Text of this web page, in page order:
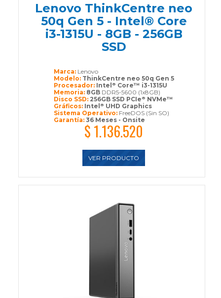
Lenovo ThinkCentre neo
50q Gen 5 - Intel® Core
i3-1315U - 8GB - 256GB
SSD
$ 1.136.520
VER PRODUCTO
Marca: Lenovo
Modelo: ThinkCentre neo 50q Gen 5
Procesador: Intel ® Core™ i3-1315U
Memoria: 8GBDDR5-5600 (1x8GB)
Disco SSD: 256GB SSD PCIe ® NVMe™
Gráficos: Intel ® UHD Graphics
Sistema Operativo: FreeDOS (Sin SO)
Garantía: 36 Meses - Onsite